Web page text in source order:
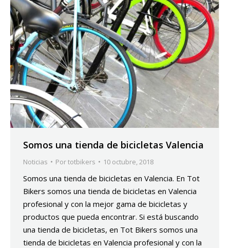
Somos una tienda de bicicletas Valencia
Noticias Portotbikers 10 octubre, 2018
Somos una tienda de bicicletas en Valencia. En Tot
Bikers somos una tienda de bicicletas en Valencia
profesional y con la mejor gama de bicicletas y
productos que pueda encontrar. Si está buscando
una tienda de bicicletas, en Tot Bikers somos una
tienda de bicicletas en Valencia profesional y con la